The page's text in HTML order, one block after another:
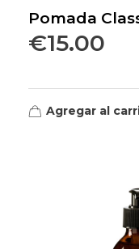
Pomada
€15.00
Agregar al